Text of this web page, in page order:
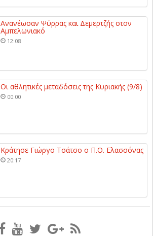
Ανανέωσαν Ψύρρας και Δεμερτζής στον
Αμπελωνιακό
12:08
Οι αθλητικές μεταδόσεις της Κυριακής (9/8)
00:00
Κράτησε Γιώργο Τσάτσο ο Π.Ο. Ελασσόνας
20:17